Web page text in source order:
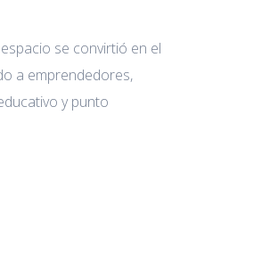
se convirtió en el
a emprendedores,
y punto